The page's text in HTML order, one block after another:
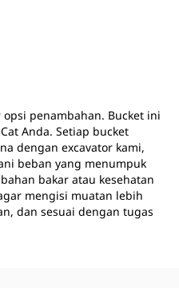
penambahan. Bucket ini
Anda. Setiap bucket
dengan excavator kami,
beban yang menumpuk
bakar atau kesehatan
mengisi muatan lebih
dan sesuai dengan tugas